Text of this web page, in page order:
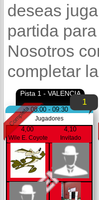
deseas
partida
Nosotros
completar
Pista 1 - VALENCIA
08:00 - 09:30
Jugadores
4,00
Wile E. Coyote
4,10
Invitado
1